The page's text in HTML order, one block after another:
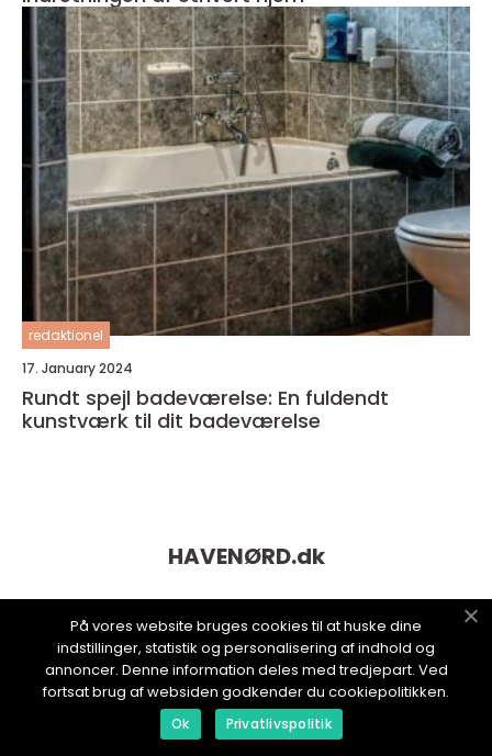
redaktionel
17. January 2024
Rundt spejl badeværelse: En fuldendt
kunstværk til dit badeværelse
HAVENØRD.dk
På vores website bruges cookies til at huske dine
indstillinger, statistik og personalisering af indhold og
annoncer. Denne information deles med tredjepart. Ved
fortsat brug af websiden godkender du cookiepolitikken.
Ok Privatlivspolitik